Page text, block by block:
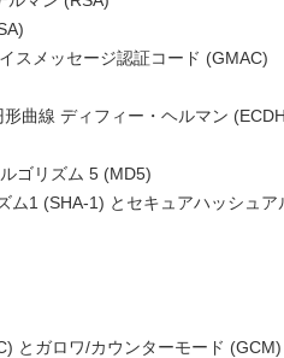
スメッセージ認証コード (GMAC)
曲線 ディフィー・ヘルマン
ゴリズム 5 (MD5)
ム1 (SHA-1) とセキュアハッシュア
とガロワ/カウンターモード